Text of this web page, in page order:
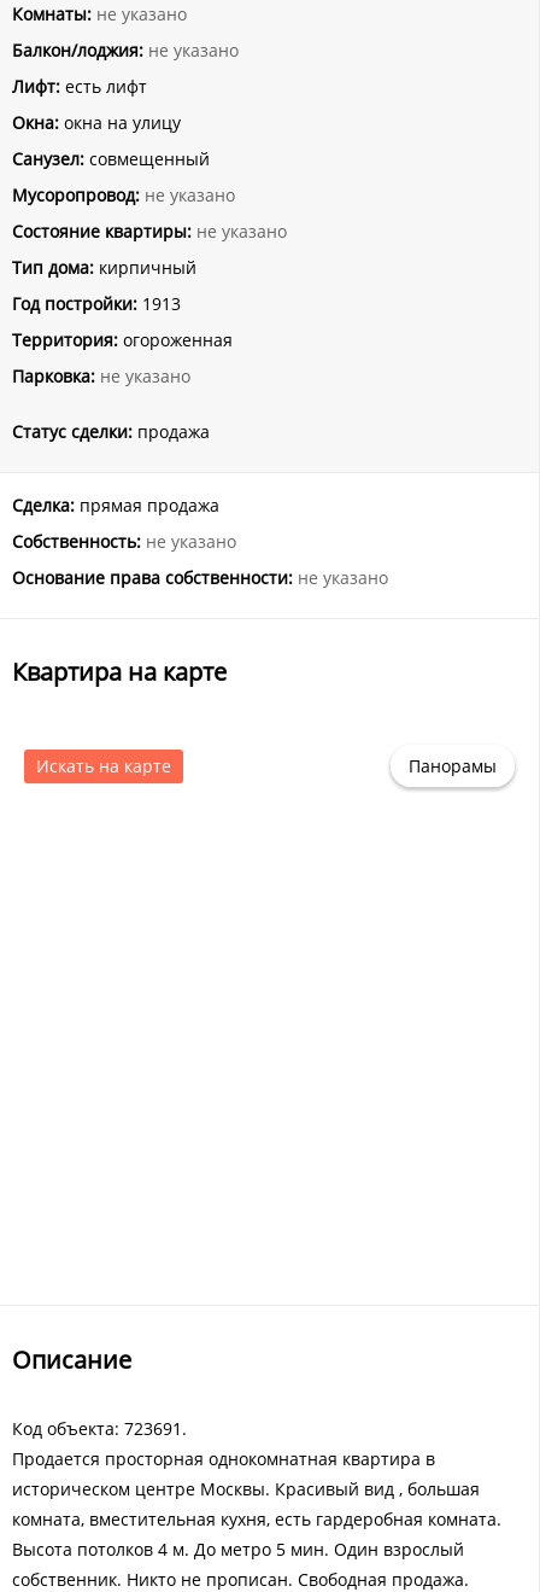
Комнаты: не указано
Балкон/лоджия: не указано
Лифт: есть лифт
Окна: окна на улицу
Санузел: совмещенный
Мусоропровод: не указано
Состояние квартиры: не указано
Тип дома: кирпичный
Год постройки: 1913
Территория: огороженная
Парковка: не указано
Статус сделки: продажа
Сделка: прямая продажа
Собственность: не указано
Основание права собственности: не указано
Описание
Код объекта: 723691.
Продается просторная однокомнатная квартира в
историческом центре Москвы. Красивый вид , большая
комната, вместительная кухня, есть гардеробная комната.
Высота потолков 4 м. До метро 5 мин. Один взрослый
собственник. Никто не прописан. Свободная продажа.
Квартира на карте
Искать на карте Панорамы